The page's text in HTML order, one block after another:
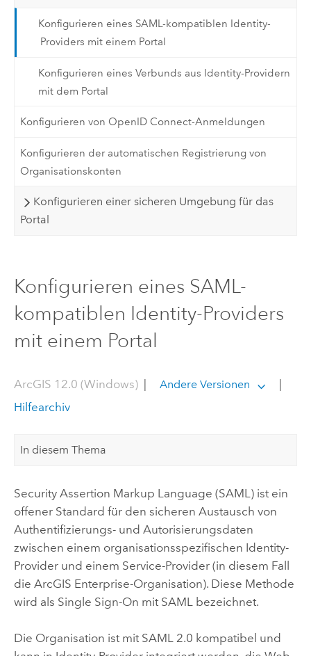
Konfigurieren eines SAML-kompatiblen Identity-
Providers mit einem Portal
Konfigurieren eines Verbunds aus Identity-Providern
mit dem Portal
Konfigurieren von OpenID Connect-Anmeldungen
Konfigurieren der automatischen Registrierung von
Organisationskonten
Konfigurieren einer sicheren Umgebung für das
Portal
Konfigurieren eines SAML-
kompatiblen Identity-Providers
mit einem Portal
ArcGIS 12.0 (Windows)| Andere Versionen
Hilfearchiv
In diesem Thema
Security Assertion Markup Language (SAML ) ist ein
offener Standard für den sicheren Austausch von
Authentifizierungs- und Autorisierungsdaten
zwischen einem organisationsspezifischen Identity-
Provider und einem Service-Provider (in diesem Fall
die ArcGIS Enterprise-Organisation). Diese Methode
wird als Single Sign-On mit SAML bezeichnet.
Die Organisation ist mit SAML2.0 kompatibel und